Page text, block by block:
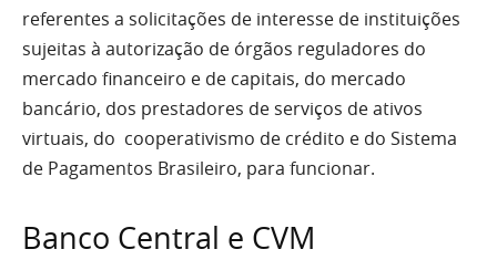
referentes a solicitações de interesse de instituições
sujeitas à autorização de órgãos reguladores do
mercado financeiro e de capitais, do mercado
bancário, dos prestadores de serviços de ativos
virtuais, do cooperativismo de crédito e do Sistema
de Pagamentos Brasileiro, para funcionar.
Banco Central e CVM